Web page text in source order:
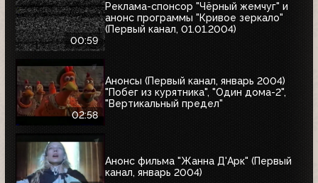
00:59
Реклама-спонсор "Чёрный жемчуг" и
анонс программы "Кривое зеркало"
(Первый канал, 01.01.2004)
02:58
Анонсы (Первый канал, январь 2004)
"Побег из курятника", "Один дома-2",
"Вертикальный предел"
Анонс фильма "Жанна Д'Арк" (Первый
канал, январь 2004)